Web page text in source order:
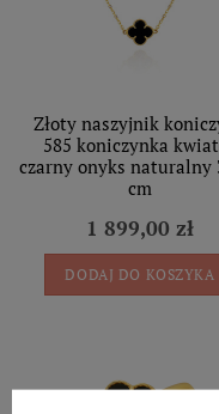
Złoty naszyjnik
585 koniczynka
czarny onyks naturalny
cm
1 899,00 zł
DODAJ DO KOSZYKA